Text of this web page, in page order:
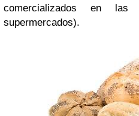
comercializados en
supermercados).